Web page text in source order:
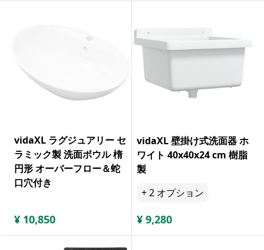
vidaXL ラグジュアリー セ
ラミック製 洗面ボウル 楕
円形 オーバーフロー＆蛇
口穴付き
¥ 10,850
vidaXL 壁掛け式洗面器 ホ
ワイト 40x40x24 cm 樹脂
製
+2 オプション
¥ 9,280